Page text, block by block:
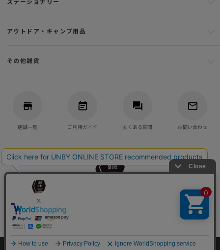
アウトドア・キャンプ用品
その他雑貨
店舗一覧 ご利用ガイド よくある質問 お問い合わせ
©UNBY ONLINE STORE All Rights reserved.